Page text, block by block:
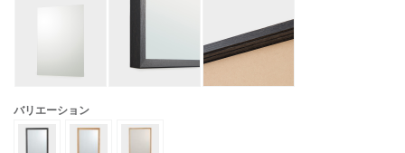
バリエーション